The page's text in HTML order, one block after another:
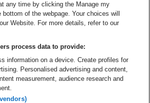
Visitez le site de Le logo Lillet en
Visitez le site
fait partie debe•at
Lotto Arena
119, 2170 Anvers
Be-At Venues
119, 2170 Anvers
- RPR Antwerpen
- IBAN: BE93 2200 4925 0067 - BIC:
GEBABEBB
any time by clicking the Manage my
of the webpage. Your choices will
Website. For more details, refer to our
process data to provide:
information on a device. Create profiles for
Personalised advertising and content,
measurement, audience research and